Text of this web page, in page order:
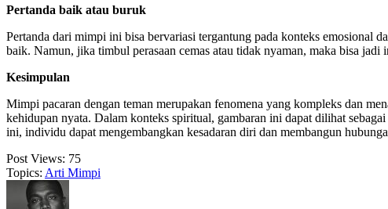
Pertanda baik atau buruk
Pertanda dari mimpi ini bisa bervariasi tergantung pada konteks emosional
baik. Namun, jika timbul perasaan cemas atau tidak nyaman, maka bisa
Kesimpulan
Mimpi pacaran dengan teman merupakan fenomena yang kompleks dan
kehidupan nyata. Dalam konteks spiritual, gambaran ini dapat dilihat
ini, individu dapat mengembangkan kesadaran diri dan membangun
Post Views: 75
Topics: Arti Mimpi